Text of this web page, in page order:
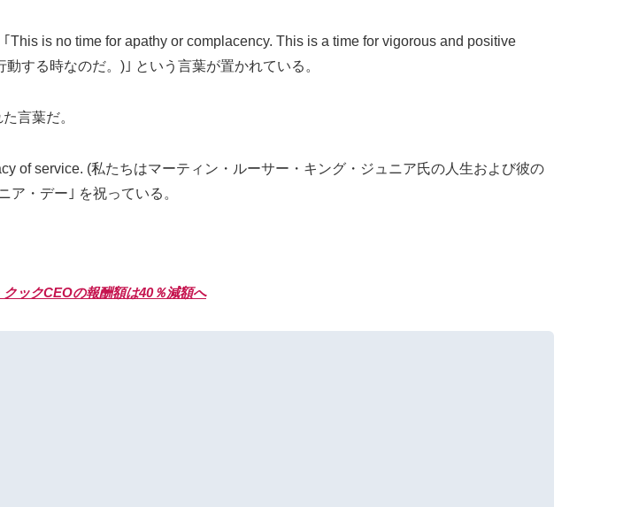
is no time for apathy or complacency. This is a time for vigorous and positive
する時なのだ。)｣ という言葉が置かれている。
言葉だ。
of service. (私たちはマーティン・ルーサー・キング・ジュニア氏の人生および彼の
・デー｣ を祝っている。
ックCEOの報酬額は40％減額へ